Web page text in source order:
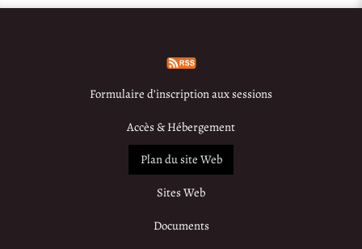
Formulaire d’inscription aux sessions
Accès & Hébergement
Plan du site Web
Sites Web
Documents